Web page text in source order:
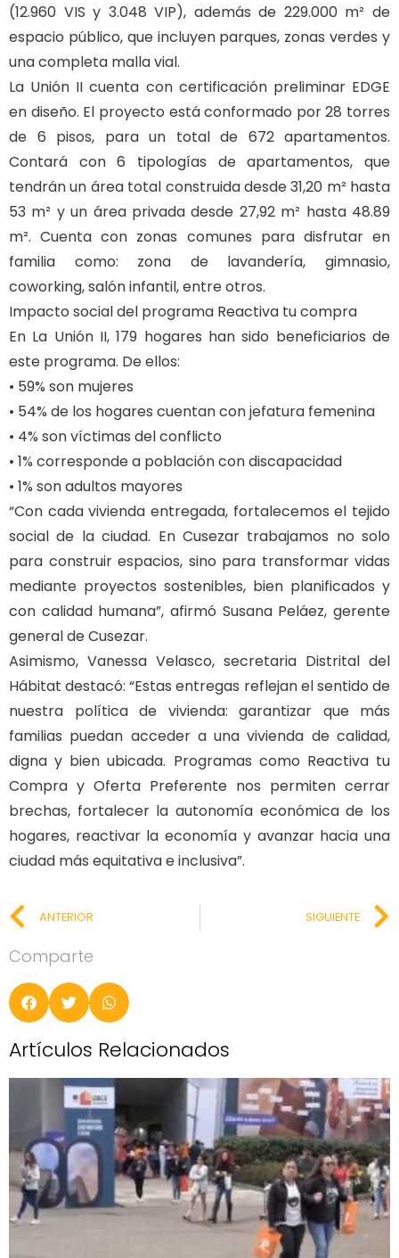
(12.960 VIS y 3.048 VIP), además de 229.000 m² de
espacio público, que incluyen parques, zonas verdes y
una completa malla vial.
La Unión II cuenta con certificación preliminar EDGE
en diseño. El proyecto está conformado por 28 torres
de 6 pisos, para un total de 672 apartamentos.
Contará con 6 tipologías de apartamentos, que
tendrán un área total construida desde 31,20 m² hasta
53 m² y un área privada desde 27,92 m² hasta 48.89
m². Cuenta con zonas comunes para disfrutar en
familia como: zona de lavandería, gimnasio,
coworking, salón infantil, entre otros.
Impacto social del programa Reactiva tu compra
En La Unión II, 179 hogares han sido beneficiarios de
este programa. De ellos:
• 59% son mujeres
• 54% de los hogares cuentan con jefatura femenina
• 4% son víctimas del conflicto
• 1% corresponde a población con discapacidad
• 1% son adultos mayores
“Con cada vivienda entregada, fortalecemos el tejido
social de la ciudad. En Cusezar trabajamos no solo
para construir espacios, sino para transformar vidas
mediante proyectos sostenibles, bien planificados y
con calidad humana”, afirmó Susana Peláez, gerente
general de Cusezar.
Asimismo, Vanessa Velasco, secretaria Distrital del
Hábitat destacó: “Estas entregas reflejan el sentido de
nuestra política de vivienda: garantizar que más
familias puedan acceder a una vivienda de calidad,
digna y bien ubicada. Programas como Reactiva tu
Compra y Oferta Preferente nos permiten cerrar
brechas, fortalecer la autonomía económica de los
hogares, reactivar la economía y avanzar hacia una
ciudad más equitativa e inclusiva”.
ANTERIOR SIGUIENTE
Comparte
Artículos Relacionados